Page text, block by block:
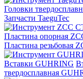
Головки
Запчасти TaeguTec
Пластина опорная
Пластина резьбовая
Вставки GUHRING
твердосплавная